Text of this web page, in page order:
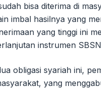
bisa diterima di
imbal hasilnya yang
yang tinggi ini
instrumen
obligasi syariah ini,
yang